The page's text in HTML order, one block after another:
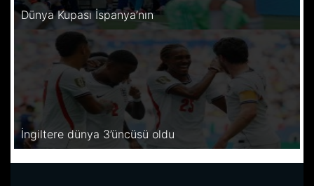
Dünya Kupası İspanya’nın
İngiltere dünya 3’üncüsü oldu